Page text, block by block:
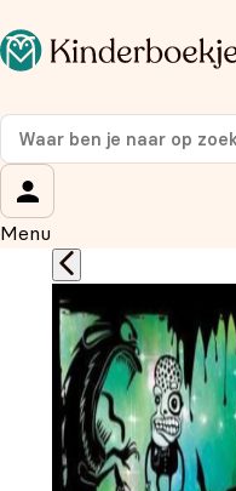
Menu
Op de hoogte blijven
Meld je aan voor onze
korting
Wat is je voornaam?
Wat is je e-mailadres?
Aanmelden
We gebruiken je
overeenstemming met